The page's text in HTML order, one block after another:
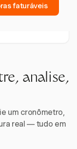
faturáveis
analise,
um cronômetro,
real — tudo em